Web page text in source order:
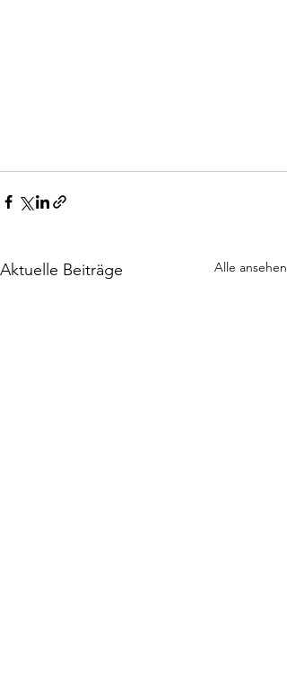
Aktuelle Beiträge Alle ansehen